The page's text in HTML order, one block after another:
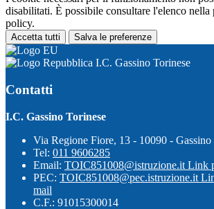
disabilitati. È possibile consultare l'elenco nella
policy.
Accetta tutti Salva le preferenze
I.C. Gassino Torinese
Contatti
I.C. Gassino Torinese
Via Regione Fiore, 13 - 10090 -
Tel: 011 9606285
Email: TOIC851008@istruzione.it Link
PEC: TOIC851008@pec.istruzione.it
mail
C.F.: 91015300014